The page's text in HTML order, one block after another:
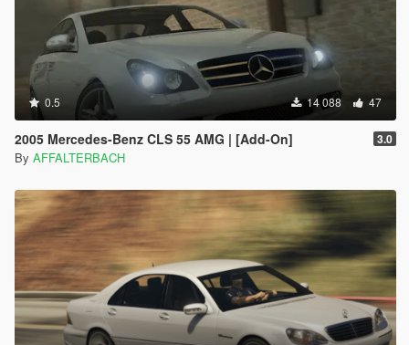
0.5 14 088 47
2005 Mercedes-Benz CLS 55 AMG | [Add-On] 3.0
By AFFALTERBACH